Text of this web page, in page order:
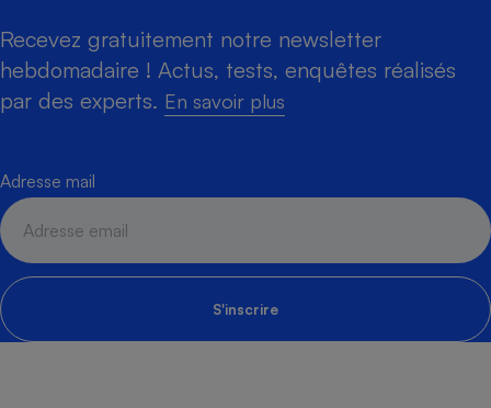
Recevez gratuitement notre newsletter
hebdomadaire ! Actus, tests, enquêtes réalisés
par des experts. En savoir plus
Adresse mail
S'inscrire